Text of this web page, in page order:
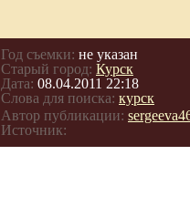
Год съемки: не указан
Старый город: Курск
Дата: 08.04.2011 22:18
Слова для поиска: курск
Автор публикации:
Источник: